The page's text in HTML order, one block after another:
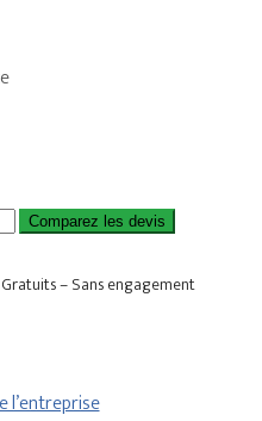
Comparez les devis
Gratuits – Sans engagement
l’entreprise